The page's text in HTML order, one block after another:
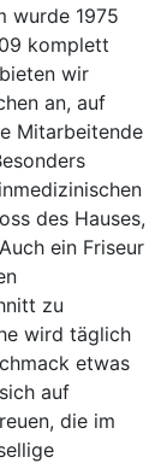
wurde 1975
komplett
wir
an, auf
Mitarbeitende
des Hauses,
ein Friseur
zu
wird täglich
etwas
auf
die im